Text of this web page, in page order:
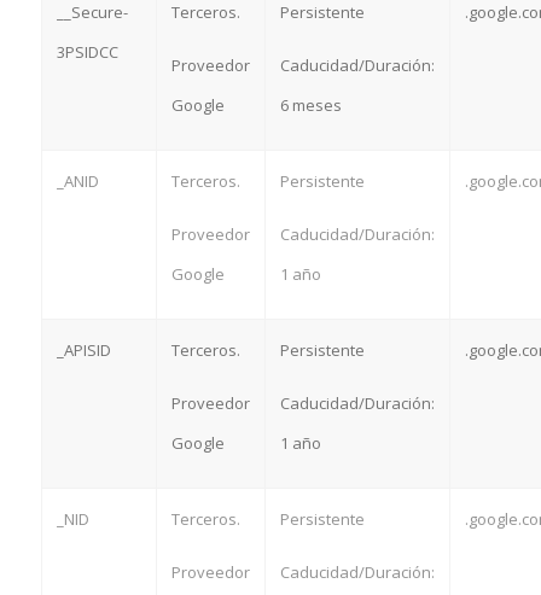
__Secure-
3PSIDCC
Terceros.
Proveedor
Google
Persistente
Caducidad/Duración:
6 meses
_ANID Terceros.
Proveedor
Google
Persistente
Caducidad/Duración:
1 año
_APISID Terceros.
Proveedor
Google
Persistente
Caducidad/Duración:
1 año
_NID Terceros.
Proveedor
Persistente
Caducidad/Duración: